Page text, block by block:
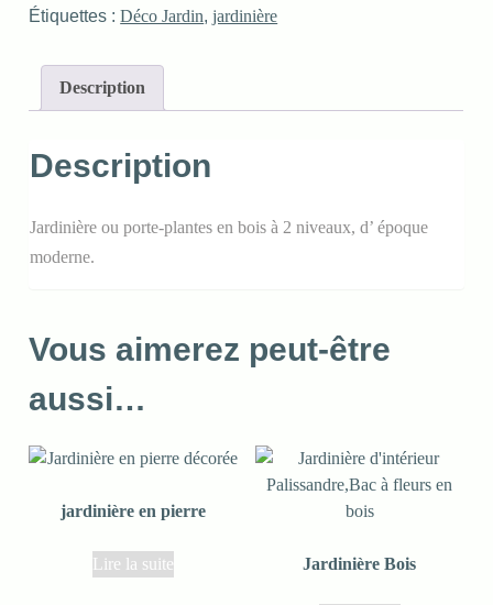
Étiquettes :Déco Jardin,jardinière
Description
Description
Jardinière ou porte-plantes en bois à 2 niveaux, d’ époque
moderne.
Vous aimerez peut-être
aussi…
jardinière en pierre
Lire la suite Jardinière Bois